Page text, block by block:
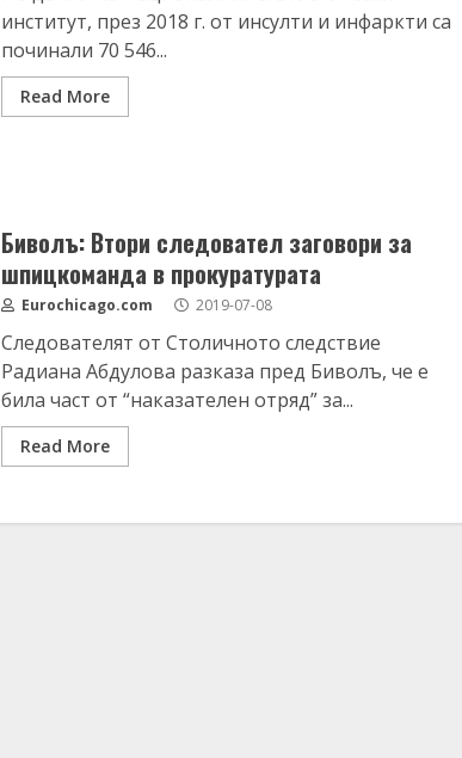
институт, през 2018 г. от инсулти и инфаркти са
починали 70 546...
Read More
Биволъ: Втори следовател заговори за
шпицкоманда в прокуратурата
Eurochicago.com 2019-07-08
Следователят от Столичното следствие
Радиана Абдулова разказа пред Биволъ, че е
била част от “наказателен отряд” за...
Read More